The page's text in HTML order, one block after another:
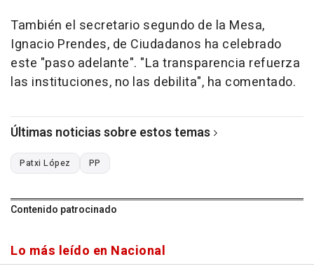
También el secretario segundo de la Mesa,
Ignacio Prendes, de Ciudadanos ha celebrado
este "paso adelante". "La transparencia refuerza
las instituciones, no las debilita", ha comentado.
Últimas noticias sobre estos temas
Patxi López PP
Contenido patrocinado
Lo más leído en Nacional